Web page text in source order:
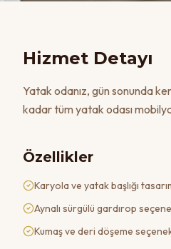
Hizmet Detayı
Yatak odanız, gün sonunda
kadar tüm yatak odası
Özellikler
Karyola ve yatak başlığı
Aynalı sürgülü gardırop
Kumaş ve deri döşeme